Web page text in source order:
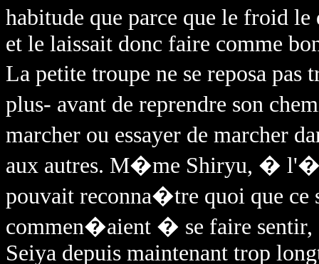
habitude que parce que le froid
et le laissait donc faire comme
La petite troupe ne se reposa
plus- avant de reprendre son
marcher ou essayer de marcher
aux autres. M�me Shiryu, �
pouvait reconna�tre quoi que ce
commen�aient � se faire
Seiya depuis maintenant trop